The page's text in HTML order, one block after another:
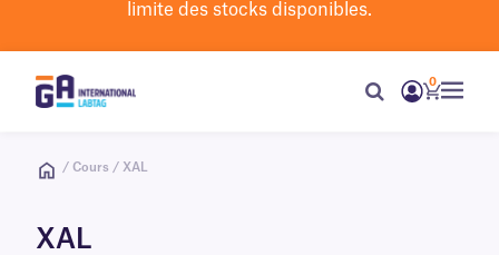
limite des stocks disponibles.
0
/ Cours / XAL
XAL